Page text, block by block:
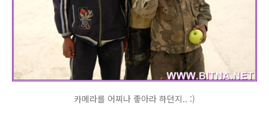
카메라를 어찌나 좋아라 하던지.. :)